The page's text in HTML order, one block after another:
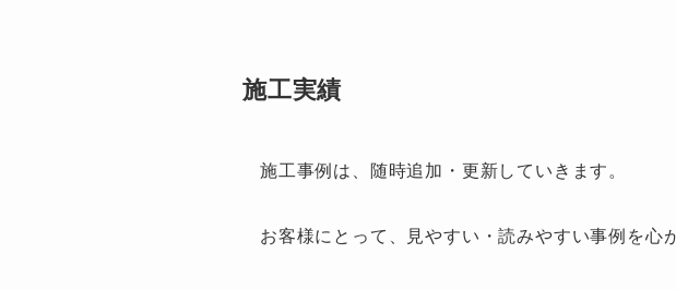
施工実績
施工事例は、随時追加・更新していきます。
お客様にとって、見やすい・読みやすい事例を心